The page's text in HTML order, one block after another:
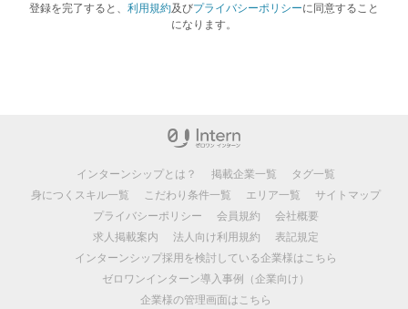
登録を完了すると、 利用規約及びプライバシーポリシーに同意すること
になります。
インターンシップとは？ 掲載企業一覧
タグ一覧
身につくスキル一覧
こだわり条件一覧 エリア一覧
サイトマップ
プライバシーポリシー
会員規約
会社概要
求人掲載案内
法人向け利用規約
表記規定
インターンシップ採用を検討している企業様はこちら
ゼロワンインターン導入事例（企業向け）
企業様の管理画面はこちら